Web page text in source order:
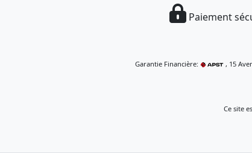
Paiement
Garantie Financière:
, 15
Ce site